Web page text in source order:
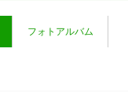
フォトアルバム